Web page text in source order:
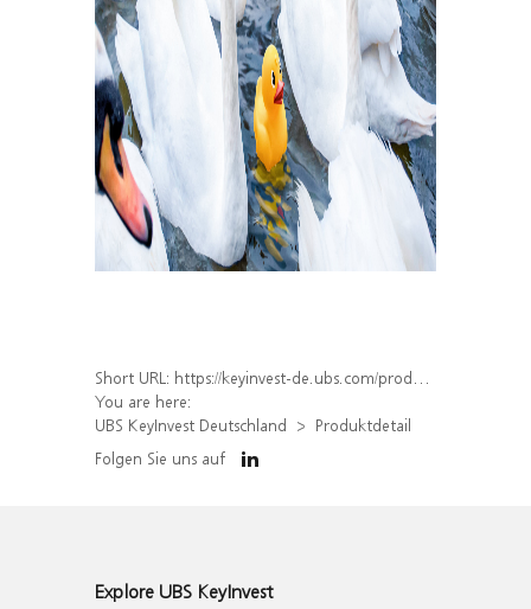
Short URL: https://keyinvest-de.ubs.com/produkt/detail/index/isin/DE000WA6AVQ0
You are here:
UBS KeyInvest Deutschland
Produktdetail
Folgen Sie uns auf
Explore UBS KeyInvest